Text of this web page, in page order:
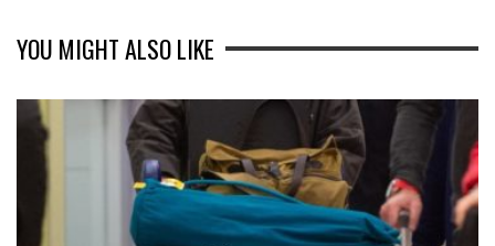
YOU MIGHT ALSO LIKE